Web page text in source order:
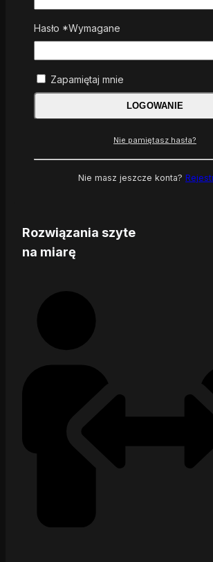
Rozwiązania szyte
na miarę
Hasło *Wymagane
Zapamiętaj mnie
LOGOWANIE
Nie pamiętasz hasła?
Nie masz jeszcze konta?